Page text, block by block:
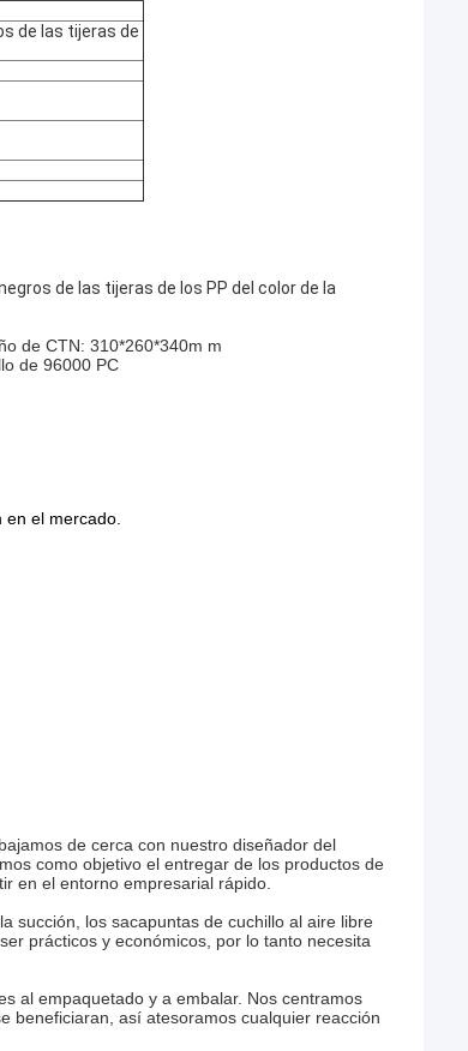
de las tijeras de
de las tijeras de los PP del color de la
de CTN: 310*260*340m m
de 96000 PC
el mercado.
de cerca con nuestro diseñador del
como objetivo el entregar de los productos de
en el entorno empresarial rápido.
succión, los sacapuntas de cuchillo al aire libre
prácticos y económicos, por lo tanto necesita
al empaquetado y a embalar. Nos centramos
beneficiaran, así atesoramos cualquier reacción